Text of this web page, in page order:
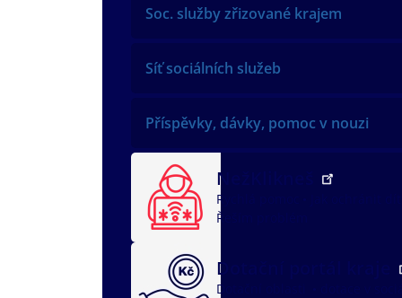
Soc. služby zřizované krajem
Síť sociálních služeb
Příspěvky, dávky, pomoc v nouzi
NežKlikneš
Rychlá pomoc
Řeším problém
Dotační portál kraje
Dotační oblasti